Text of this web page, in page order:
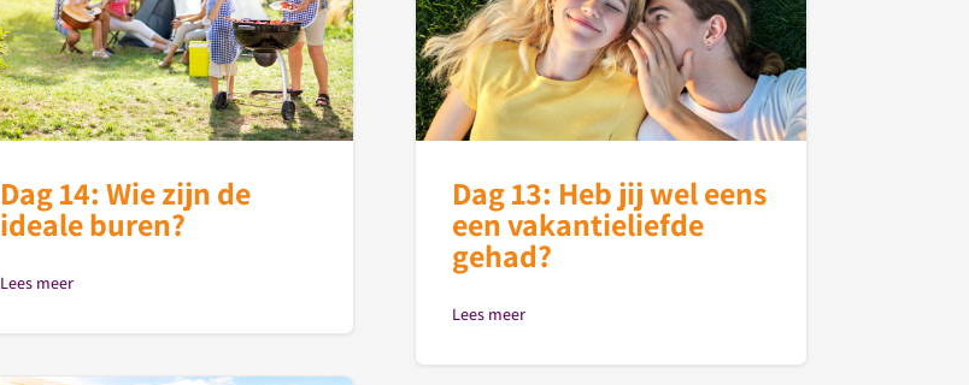
Dag 14: Wie zijn de
ideale buren?
Lees meer
Dag 13: Heb jij wel eens
een vakantieliefde
gehad?
Lees meer